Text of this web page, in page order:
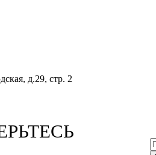
д.29, стр. 2